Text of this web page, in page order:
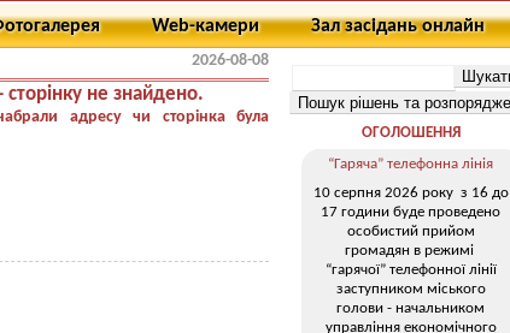
Web-камери Зал засідань онлайн
2026-08-08
не знайдено.
адресу чи сторінка була
ОГОЛОШЕННЯ
“Гаряча” телефонна лінія
10 серпня 2026 року з 16 до
17 години буде проведено
особистий прийом
громадян в режимі
“гарячої” телефонної лінії
заступником міського
голови - начальником
управління економічного